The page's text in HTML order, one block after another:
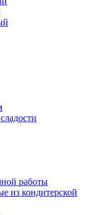
работы
из кондитерской